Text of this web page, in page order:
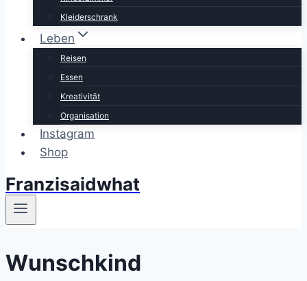
Kleiderschrank
Leben
Reisen
Essen
Kreativität
Organisation
Instagram
Shop
Franzisaidwhat
Wunschkind